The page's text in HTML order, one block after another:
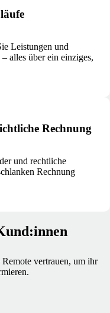
Leistungen und
alles über ein einziges,
Rechnung
und rechtliche
Rechnung
vertrauen, um ihr